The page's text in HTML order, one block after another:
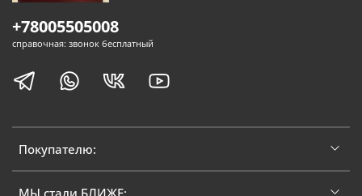
Покупателю:
МЫ стали БЛИЖЕ:
+78005505008
справочная: звонок бесплатный